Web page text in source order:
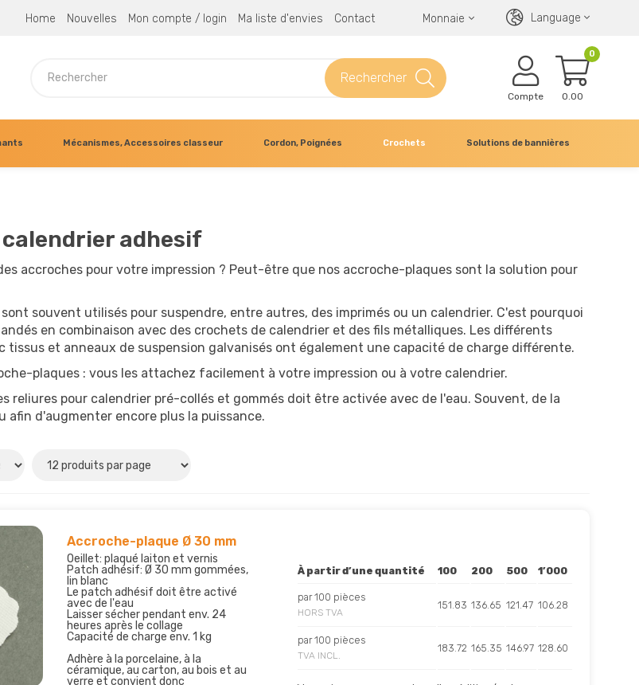
Language
Monnaie
Home Nouvelles Mon compte / login Ma liste d'envies Contact
Rechercher
0
0.00
Compte
Mécanismes, Accessoires classeur Cordon, Poignées Crochets Solutions de bannières
adhesif
accroches pour votre impression ? Peut-être que nos accroche-plaques sont la solution pour
souvent utilisés pour suspendre, entre autres, des imprimés ou un calendrier. C'est pourquoi
en combinaison avec des crochets de calendrier et des fils métalliques. Les différents
tissus et anneaux de suspension galvanisés ont également une capacité de charge différente.
plaques : vous les attachez facilement à votre impression ou à votre calendrier.
reliures pour calendrier pré-collés et gommés doit être activée avec de l'eau. Souvent, de la
afin d'augmenter encore plus la puissance.
Accroche-plaque Ø 30 mm
Oeillet: plaqué laiton et vernis
Patch adhésif: Ø 30 mm gommées,
lin blanc
Le patch adhésif doit être activé
avec de l'eau
Laisser sécher pendant env. 24
heures après le collage
Capacité de charge env. 1 kg
Adhère à la porcelaine, à la
céramique, au carton, au bois et au
verre et convient donc
À partir d’une quantité 100 200 500 1’000
par 100 pièces
HORS TVA
151.83 136.65 121.47 106.28
par 100 pièces
TVA INCL.
183.72 165.35 146.97 128.60